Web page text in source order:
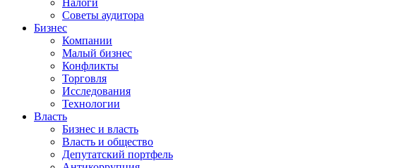
Налоги
Советы аудитора
Бизнес
Компании
Малый бизнес
Конфликты
Торговля
Исследования
Технологии
Власть
Бизнес и власть
Власть и общество
Депутатский портфель